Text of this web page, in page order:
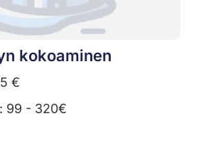
kokoaminen
€
99 - 320€